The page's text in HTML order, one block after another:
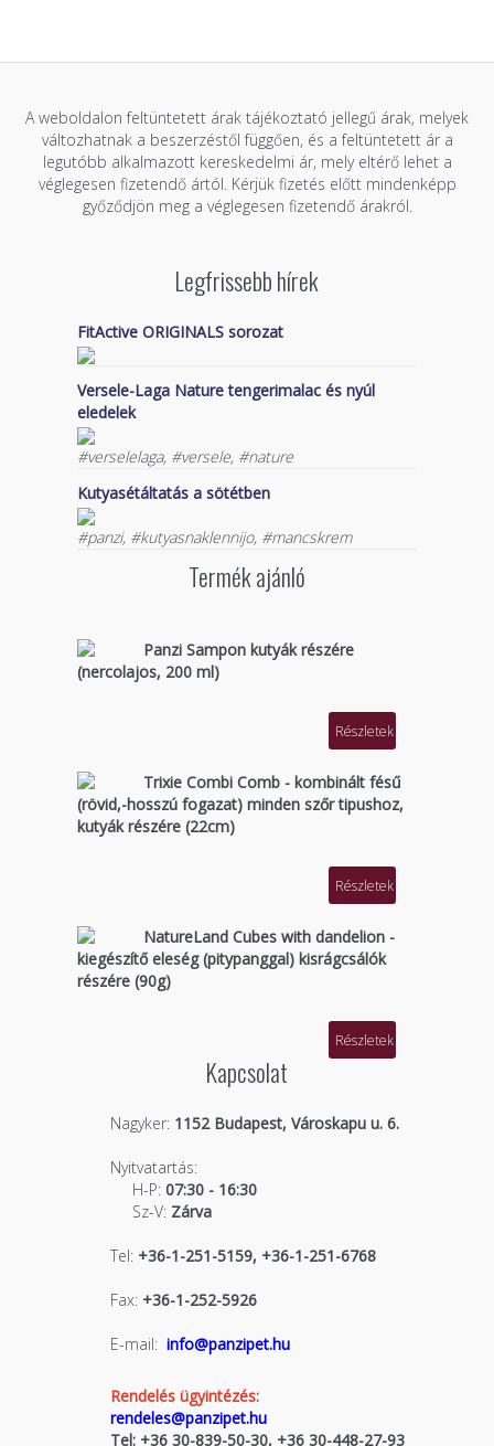
A weboldalon feltüntetett árak tájékoztató jellegű árak, melyek
változhatnak a beszerzéstől függően, és a feltüntetett ár a
legutóbb alkalmazott kereskedelmi ár, mely eltérő lehet a
véglegesen fizetendő ártól. Kérjük fizetés előtt mindenképp
győződjön meg a véglegesen fizetendő árakról.
Legfrissebb hírek
FitActive ORIGINALS sorozat
Versele-Laga Nature tengerimalac és nyúl
eledelek
#verselelaga, #versele, #nature
Kutyasétáltatás a sötétben
#panzi, #kutyasnaklennijo, #mancskrem
Termék ajánló
Panzi Sampon kutyák részére
(nercolajos, 200 ml)
Részletek
Trixie Combi Comb - kombinált fésű
(rövid,-hosszú fogazat) minden szőr tipushoz,
kutyák részére (22cm)
Részletek
NatureLand Cubes with dandelion -
kiegészítő eleség (pitypanggal) kisrágcsálók
részére (90g)
Részletek
Kapcsolat
Nagyker:1152 Budapest, Városkapu u. 6.
Nyitvatartás:
H-P:07:30 - 16:30
Sz-V:Zárva
Tel:+36-1-251-5159, +36-1-251-6768
Fax:+36-1-252-5926
E-mail: info@panzipet.hu
Rendelés ügyintézés:
rendeles@panzipet.hu
Tel: +36 30-839-50-30, +36 30-448-27-93